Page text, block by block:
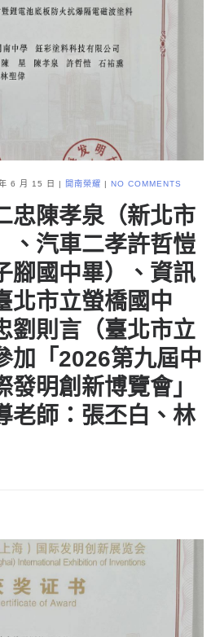
6 月 15 日 開南榮耀 NO COMMENTS
忠陳孝泉（新北市
、汽車二孝許哲愷
腳國中畢）、資訊
北市立螢橋國中
劉則言（臺北市立
加「2026第九屆中
發明創新博覽會」
老師：張丕白、林